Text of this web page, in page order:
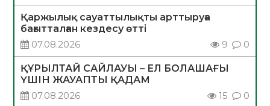
Қаржылық сауаттылықты арттыруға
бағытталған кездесу өтті
07.08.2026
9 0
ҚҰРЫЛТАЙ САЙЛАУЫ – ЕЛ БОЛАШАҒЫ
ҮШІН ЖАУАПТЫ ҚАДАМ
07.08.2026
15 0